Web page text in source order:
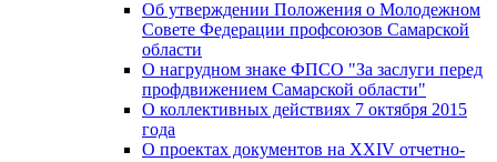
Об утверждении Положения о Молодежном
Совете Федерации профсоюзов Самарской
области
О нагрудном знаке ФПСО "За заслуги перед
профдвижением Самарской области"
О коллективных действиях 7 октября 2015
года
О проектах документов на XXIV отчетно-